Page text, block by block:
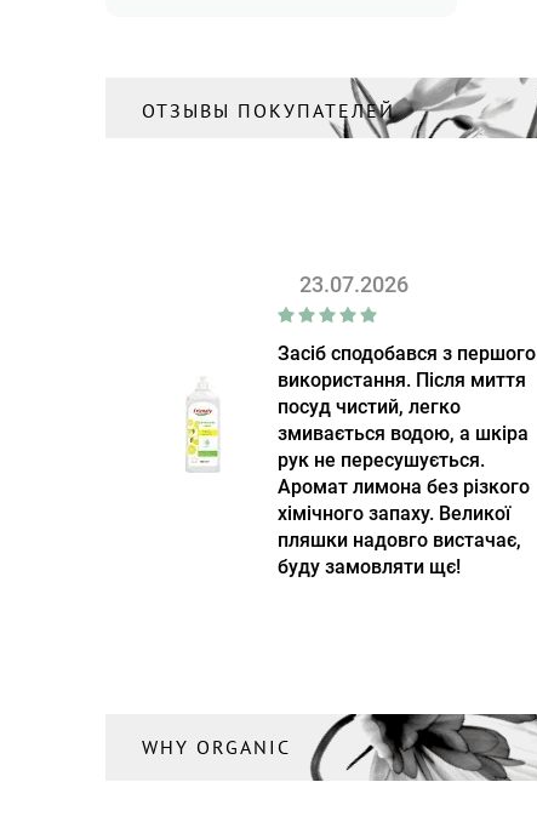
ОТЗЫВЫ ПОКУПАТЕЛЕЙ
23.07.2026
Засіб сподобався з першого
використання. Після миття
посуд чистий, легко
змивається водою, а шкіра
рук не пересушується.
Аромат лимона без різкого
хімічного запаху. Великої
пляшки надовго вистачає,
буду замовляти щє!
WHY ORGANIC